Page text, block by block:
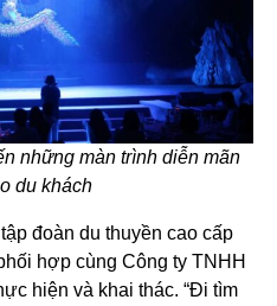
những màn trình diễn mãn
du khách
đoàn du thuyền cao cấp
hợp cùng Công ty TNHH
hiện và khai thác. “Đi tìm